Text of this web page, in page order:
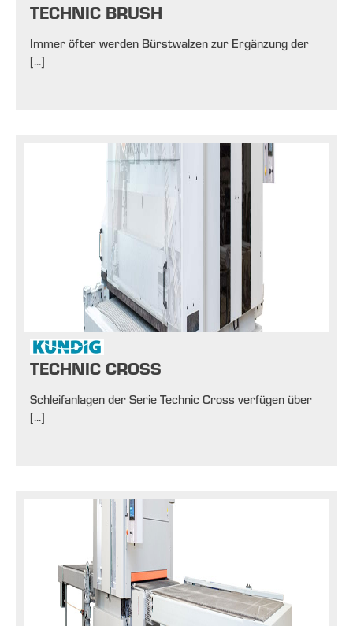
TECHNIC BRUSH
Immer öfter werden Bürstwalzen zur Ergänzung der
[...]
TECHNIC CROSS
Schleifanlagen der Serie Technic Cross verfügen über
[...]